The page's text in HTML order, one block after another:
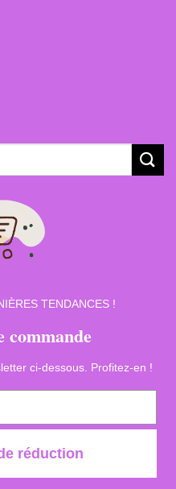
TENDANCES !
commande
ci-dessous. Profitez-en !
réduction